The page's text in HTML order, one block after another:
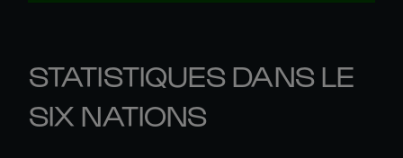
STATISTIQUES DANS LE
SIX NATIONS